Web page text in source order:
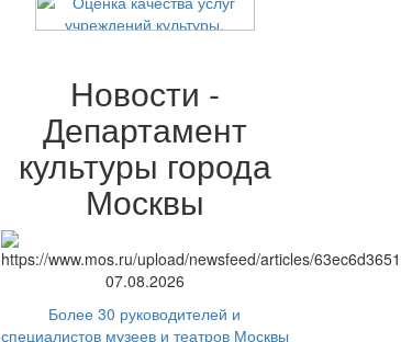
Новости -
Департамент
культуры города
Москвы
07.08.2026
Более 30 руководителей и
специалистов музеев и театров Москвы